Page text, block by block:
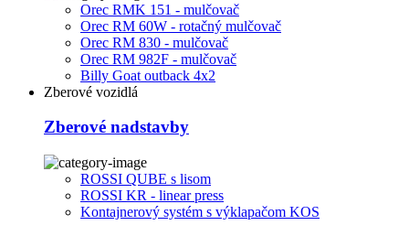
Orec RMK 151 - mulčovač
Orec RM 60W - rotačný mulčovač
Orec RM 830 - mulčovač
Orec RM 982F - mulčovač
Billy Goat outback 4x2
Zberové vozidlá
Zberové nadstavby
ROSSI QUBE s lisom
ROSSI KR - linear press
Kontajnerový systém s výklapačom KOS